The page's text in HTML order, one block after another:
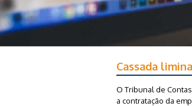
Cassada
O Tribunal de
a contratação da